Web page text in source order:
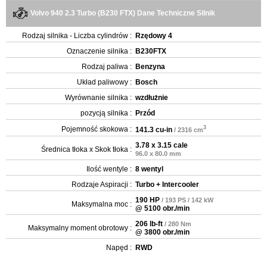
Volvo 940 2.3 Turbo (B230 FTX) Dane Techniczne Silnik
Rodzaj silnika - Liczba cylindrów : Rzędowy 4
Oznaczenie silnika : B230FTX
Rodzaj paliwa : Benzyna
Układ paliwowy : Bosch
Wyrównanie silnika : wzdłużnie
pozycją silnika : Przód
Pojemność skokowa : 141.3 cu-in / 2316 cm3
Średnica tłoka x Skok tłoka : 3.78 x 3.15 cale
96.0 x 80.0 mm
Ilość wentyle : 8 wentyl
Rodzaje Aspiracji : Turbo + Intercooler
Maksymalna moc : 190 HP / 193 PS / 142 kW
@ 5100 obr./min
Maksymalny moment obrotowy : 206 lb-ft / 280 Nm
@ 3800 obr./min
Napęd : RWD